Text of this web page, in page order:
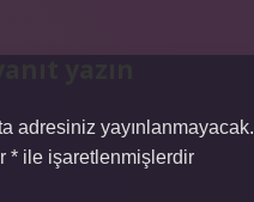
adresiniz yayınlanmayacak.
* ile işaretlenmişlerdir